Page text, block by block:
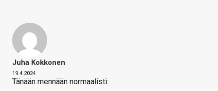
Juha Kokkonen
19.4.2024
Tänään mennään normaalisti: